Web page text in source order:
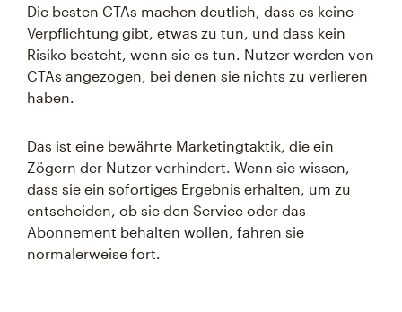
Die besten CTAs machen deutlich, dass es keine
Verpflichtung gibt, etwas zu tun, und dass kein
Risiko besteht, wenn sie es tun. Nutzer werden von
CTAs angezogen, bei denen sie nichts zu verlieren
haben.
Das ist eine bewährte Marketingtaktik, die ein
Zögern der Nutzer verhindert. Wenn sie wissen,
dass sie ein sofortiges Ergebnis erhalten, um zu
entscheiden, ob sie den Service oder das
Abonnement behalten wollen, fahren sie
normalerweise fort.